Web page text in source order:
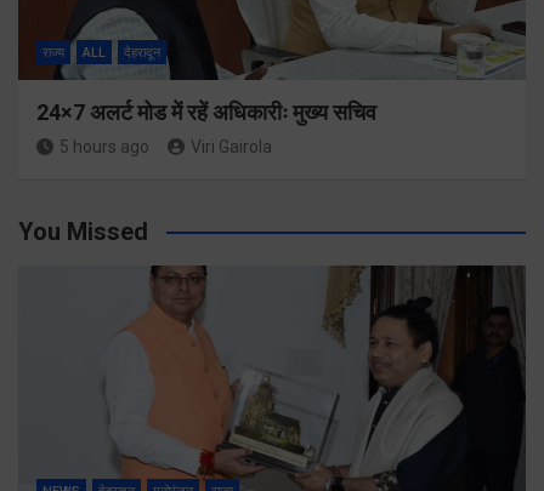
राज्य ALL देहरादून
24×7 अलर्ट मोड में रहें अधिकारीः मुख्य सचिव
5 hours ago Viri Gairola
You Missed